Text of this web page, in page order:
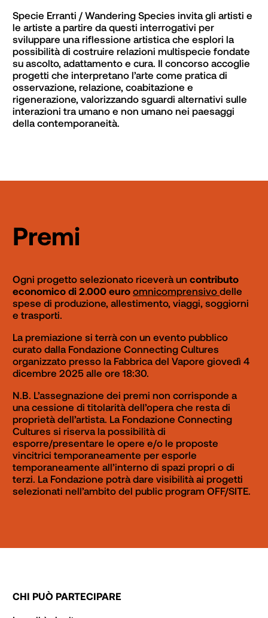
Specie Erranti / Wandering Species invita gli artisti e
le artiste a partire da questi interrogativi per
sviluppare una riflessione artistica che esplori la
possibilità di costruire relazioni multispecie fondate
su ascolto, adattamento e cura. Il concorso accoglie
progetti che interpretano l’arte come pratica di
osservazione, relazione, coabitazione e
rigenerazione, valorizzando sguardi alternativi sulle
interazioni tra umano e non umano nei paesaggi
della contemporaneità.
Premi
Ogni progetto selezionato riceverà un contributo
economico di 2.000 euro omnicomprensivo delle
spese di produzione, allestimento, viaggi, soggiorni
e trasporti.
La premiazione si terrà con un evento pubblico
curato dalla Fondazione Connecting Cultures
organizzato presso la Fabbrica del Vapore giovedì 4
dicembre 2025 alle ore 18:30.
N.B. L’assegnazione dei premi non corrisponde a
una cessione di titolarità dell’opera che resta di
proprietà dell’artista. La Fondazione Connecting
Cultures si riserva la possibilità di
esporre/presentare le opere e/o le proposte
vincitrici temporaneamente per esporle
temporaneamente all’interno di spazi propri o di
terzi. La Fondazione potrà dare visibilità ai progetti
selezionati nell’ambito del public program OFF/SITE.
CHI PUÒ PARTECIPARE